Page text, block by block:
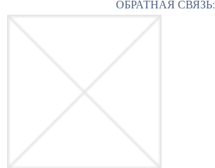
ОБРАТНАЯ СВЯЗЬ: